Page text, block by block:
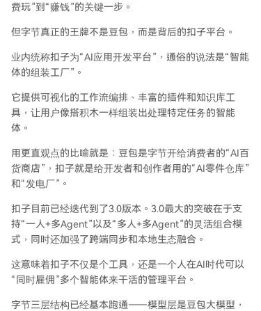
费玩”到“赚钱”的关键一步。
但字节真正的王牌不是豆包，而是背后的扣子平台。
业内统称扣子为“AI应用开发平台”，通俗的说法是“智能
体的组装工厂”。
它提供可视化的工作流编排、丰富的插件和知识库工
具，让用户像搭积木一样组装出处理特定任务的智能
体。
用更直观点的比喻就是：豆包是字节开给消费者的“AI百
货商店”，扣子就是给开发者和创作者用的“AI零件仓库”
和“发电厂”。
扣子目前已经迭代到了3.0版本。3.0最大的突破在于支
持“一人+多Agent”以及“多人+多Agent”的灵活组合模
式，同时还加强了跨端同步和本地生态融合。
这意味着扣子不仅是个工具，还是一个人在AI时代可以
“同时雇佣”多个智能体来干活的管理平台。
字节三层结构已经基本跑通——模型层是豆包大模型，